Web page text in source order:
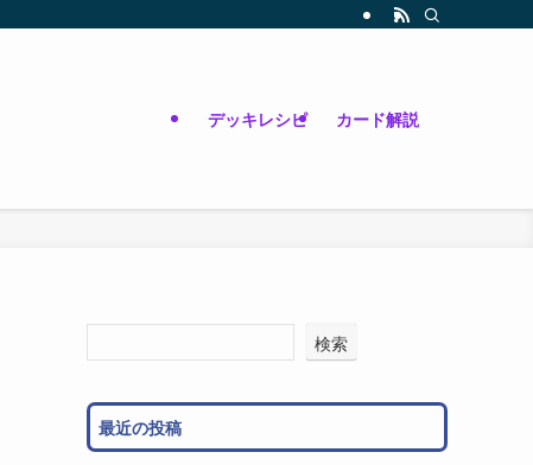
デッキレシピ カード解説
検索
最近の投稿